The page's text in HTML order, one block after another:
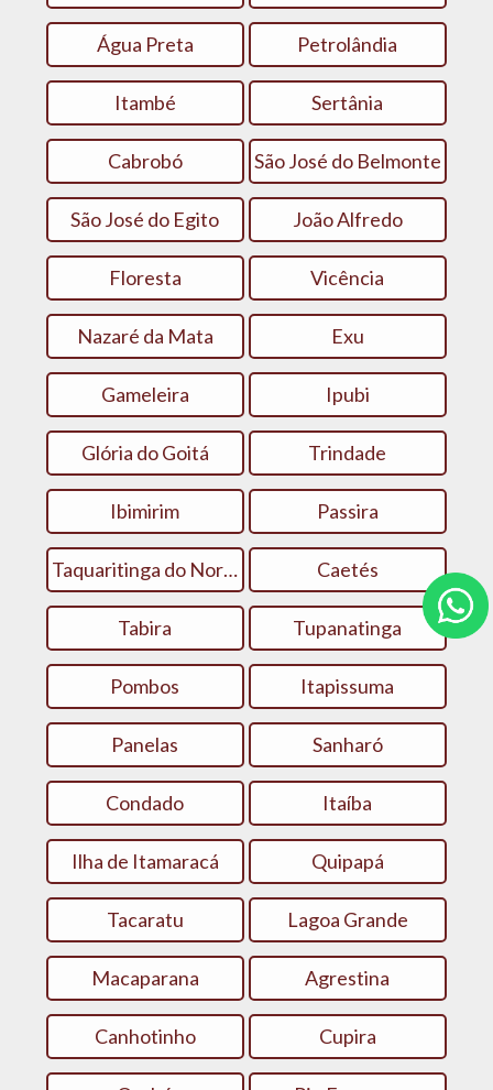
Água Preta Petrolândia
Itambé Sertânia
Cabrobó São José do Belmonte
São José do Egito João Alfredo
Floresta Vicência
Nazaré da Mata Exu
Gameleira Ipubi
Glória do Goitá Trindade
Ibimirim Passira
Taquaritinga do Norte Caetés
Tabira Tupanatinga
Pombos Itapissuma
Panelas Sanharó
Condado Itaíba
Ilha de Itamaracá Quipapá
Tacaratu Lagoa Grande
Macaparana Agrestina
Canhotinho Cupira